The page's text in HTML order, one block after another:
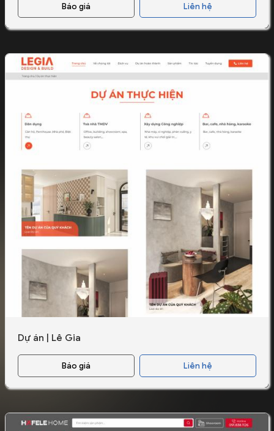
Báo giá Liên hệ
Dự án | Lê Gia
Báo giá Liên hệ